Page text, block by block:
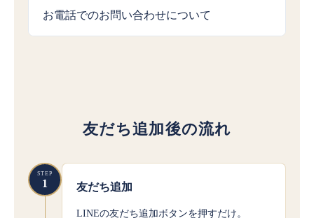
お電話でのお問い合わせについて
友だち追加後の流れ
STEP
1 友だち追加
LINEの友だち追加ボタンを押すだけ。